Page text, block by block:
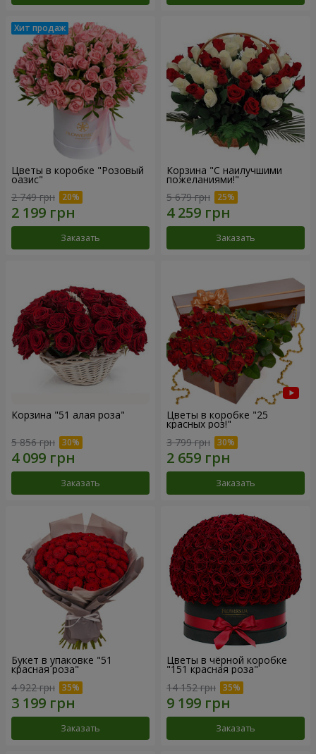
Цветы в коробке "Розовый
оазис"
2 749 грн
Заказать
Корзина "С наилучшими
пожеланиями!"
5 679 грн
Заказать
Корзина "51 алая роза"
5 856 грн
Заказать
Цветы в коробке "25
красных роз!"
3 799 грн
Заказать
Букет в упаковке "51
красная роза"
4 922 грн
Заказать
Цветы в чёрной коробке
"151 красная роза"
14 152 грн
Заказать